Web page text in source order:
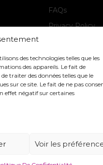
des technologies telles que les
des appareils. Le fait de
traiter des données telles que le
sur ce site. Le fait de ne pas
effet négatif sur certaines
Voir les
FAQs
Privacy Policy
Cookie
legal-notice